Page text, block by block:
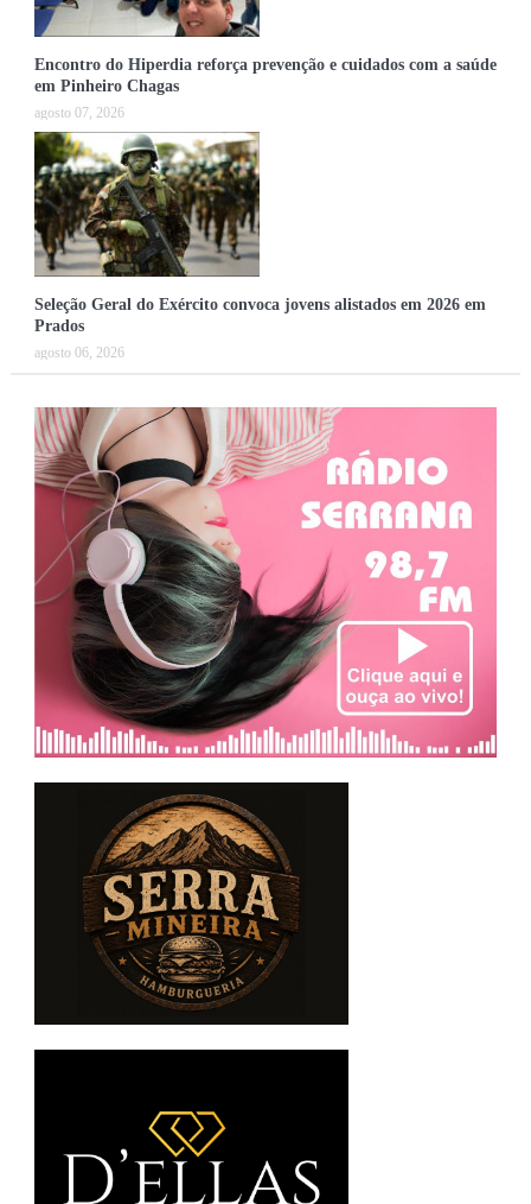
Encontro do Hiperdia reforça prevenção e cuidados com a saúde
em Pinheiro Chagas
agosto 07, 2026
Seleção Geral do Exército convoca jovens alistados em 2026 em
Prados
agosto 06, 2026